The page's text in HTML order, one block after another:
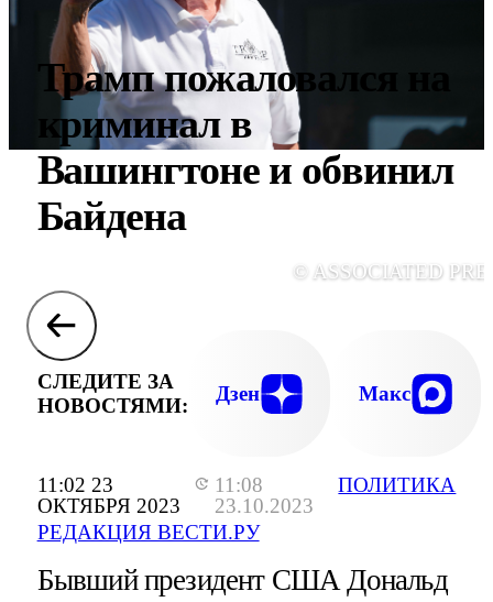
11:02 23
ОКТЯБРЯ 2023
11:08
23.10.2023
РЕДАКЦИЯ ВЕСТИ.РУ
ПОЛИТИКА
Трамп пожаловался на
криминал в
Вашингтоне и обвинил
Байдена
© ASSOCIATED
СЛЕДИТЕ ЗА
НОВОСТЯМИ:
Дзен Макс
Бывший президент США Дональд